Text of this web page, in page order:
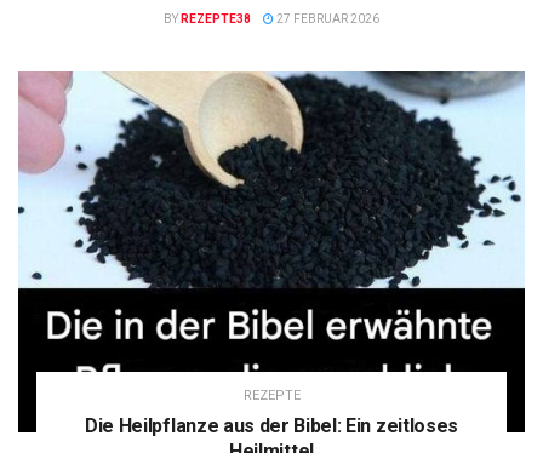
BY REZEPTE38 27 FEBRUAR 2026
REZEPTE
Die Heilpflanze aus der Bibel: Ein zeitloses